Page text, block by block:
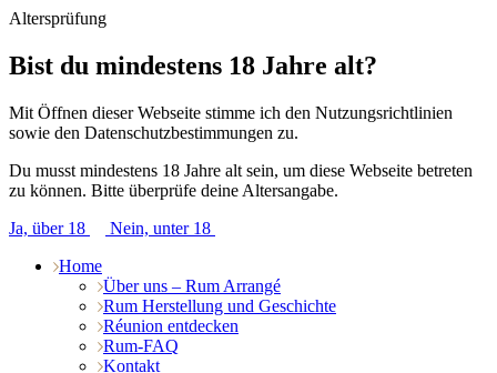
Altersprüfung
Bist du mindestens 18 Jahre alt?
Mit Öffnen dieser Webseite stimme ich den Nutzungsrichtlinien
sowie den Datenschutzbestimmungen zu.
Du musst mindestens 18 Jahre alt sein, um diese Webseite betreten
zu können. Bitte überprüfe deine Altersangabe.
Ja, über 18
Nein, unter 18
Home
Über uns – Rum Arrangé
Rum Herstellung und Geschichte
Réunion entdecken
Rum-FAQ
Kontakt